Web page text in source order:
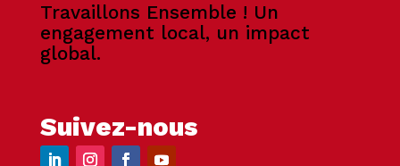
Travaillons Ensemble ! Un
engagement local, un impact
global.
Suivez-nous